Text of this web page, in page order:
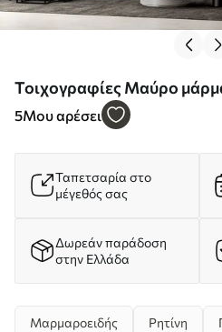
Τοιχογραφίες Μαύρο
5Μου αρέσει
Ταπετσαρία στο
μέγεθός σας
Δωρεάν παράδοση
στην Ελλάδα
Μαρμαροειδής Ρητίνη